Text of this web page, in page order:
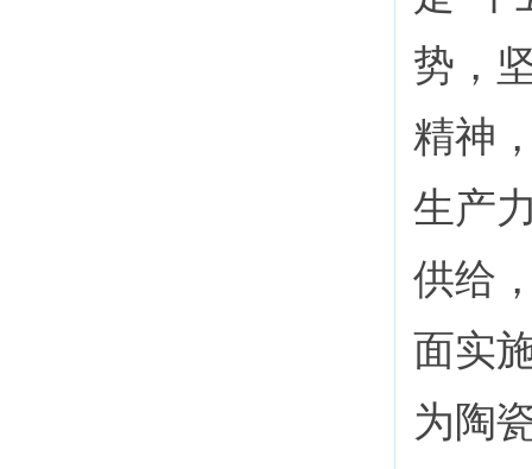
势，
精神
生产
供给
面实
为陶